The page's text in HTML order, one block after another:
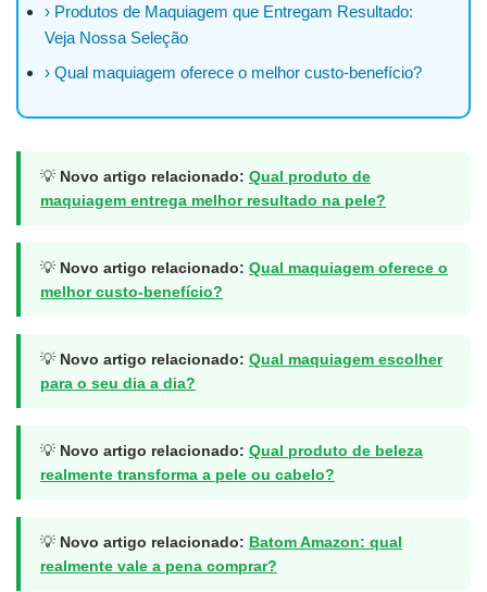
› Produtos de Maquiagem que Entregam Resultado:
Veja Nossa Seleção
› Qual maquiagem oferece o melhor custo-benefício?
💡 Novo artigo relacionado: Qual produto de
maquiagem entrega melhor resultado na pele?
💡 Novo artigo relacionado: Qual maquiagem oferece o
melhor custo-benefício?
💡 Novo artigo relacionado: Qual maquiagem escolher
para o seu dia a dia?
💡 Novo artigo relacionado: Qual produto de beleza
realmente transforma a pele ou cabelo?
💡 Novo artigo relacionado: Batom Amazon: qual
realmente vale a pena comprar?